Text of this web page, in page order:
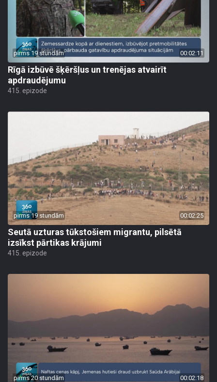
pirms 19 stundām 00:02:11
Rīgā izbūvē šķēršļus un trenējas atvairīt
apdraudējumu
415. epizode
pirms 19 stundām 00:02:25
Seutā uzturas tūkstošiem migrantu, pilsētā
izsīkst pārtikas krājumi
415. epizode
pirms 20 stundām 00:02:18